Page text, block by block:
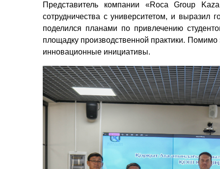
Представитель компании «Roca Group
сотрудничества с университетом, и выразил
поделился планами по привлечению
площадку производственной практики.
инновационные инициативы.